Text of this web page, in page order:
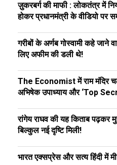
ज़ुकरबर्ग की माफी : लोकतंत्र में
होकर प्रधानमंत्री के वीडियो पर
गरीबों के अर्णब गोस्वामी कहे
लिए अफीम की डली थे!
The Economist में राम मंदिर
अभिषेक उपाध्याय और ‘Top
रांगेय राघव की यह किताब पढ़कर
बिल्कुल नई दृष्टि मिली!
भारत एक्सप्रेस और सत्य हिंदी में